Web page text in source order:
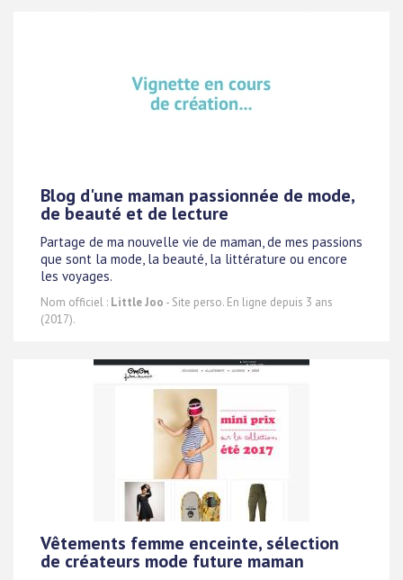
Blog d'une maman passionnée de mode,
de beauté et de lecture
Partage de ma nouvelle vie de maman, de mes passions
que sont la mode, la beauté, la littérature ou encore
les voyages.
Nom officiel : Little Joo - Site perso. En ligne depuis 3 ans
(2017).
Vêtements femme enceinte, sélection
de créateurs mode future maman